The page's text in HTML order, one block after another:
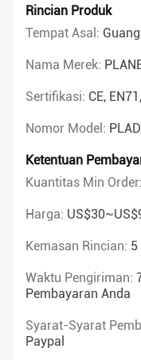
Rincian Produk
Tempat Asal:
Nama Merek:
Sertifikasi: CE,
Nomor Model:
Ketentuan
Kuantitas Min Order:
Harga:
Kemasan Rincian: 5
Waktu Pengiriman:
Pembayaran Anda
Syarat-Syarat
Paypal